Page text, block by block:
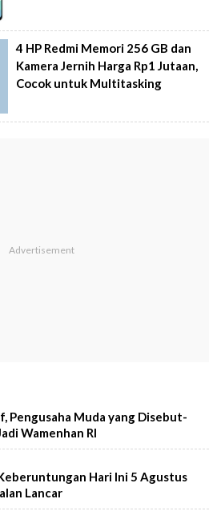
4 HP Redmi Memori 256 GB dan
Kamera Jernih Harga Rp1 Jutaan,
Cocok untuk Multitasking
Pengusaha Muda yang Disebut-
Wamenhan RI
Hari Ini 5 Agustus
Lancar